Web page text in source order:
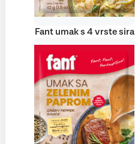
Fant umak s 4 vrste sira